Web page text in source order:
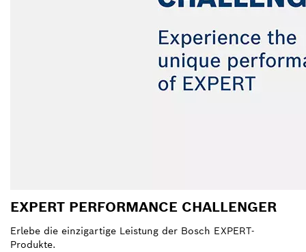
EXPERT PERFORMANCE CHALLENGER
Erlebe die einzigartige Leistung der Bosch EXPERT-
Produkte.